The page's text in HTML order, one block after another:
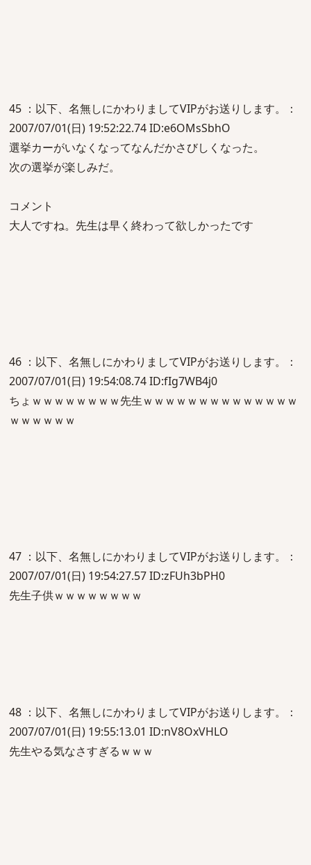
45 ：以下、名無しにかわりましてVIPがお送りします。：
2007/07/01(日) 19:52:22.74 ID:e6OMsSbhO
選挙カーがいなくなってなんだかさびしくなった。
次の選挙が楽しみだ。
コメント
大人ですね。先生は早く終わって欲しかったです
46 ：以下、名無しにかわりましてVIPがお送りします。：
2007/07/01(日) 19:54:08.74 ID:fIg7WB4j0
ちょｗｗｗｗｗｗｗｗ先生ｗｗｗｗｗｗｗｗｗｗｗｗｗｗ
ｗｗｗｗｗｗ
47 ：以下、名無しにかわりましてVIPがお送りします。：
2007/07/01(日) 19:54:27.57 ID:zFUh3bPH0
先生子供ｗｗｗｗｗｗｗｗ
48 ：以下、名無しにかわりましてVIPがお送りします。：
2007/07/01(日) 19:55:13.01 ID:nV8OxVHLO
先生やる気なさすぎるｗｗｗ